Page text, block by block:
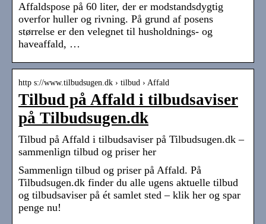
Affaldspose på 60 liter, der er modstandsdygtig
overfor huller og rivning. På grund af posens
størrelse er den velegnet til husholdnings- og
haveaffald, …
http s://www.tilbudsugen.dk › tilbud › Affald
Tilbud på Affald i tilbudsaviser
på Tilbudsugen.dk
Tilbud på Affald i tilbudsaviser på Tilbudsugen.dk –
sammenlign tilbud og priser her
Sammenlign tilbud og priser på Affald. På
Tilbudsugen.dk finder du alle ugens aktuelle tilbud
og tilbudsaviser på ét samlet sted – klik her og spar
penge nu!